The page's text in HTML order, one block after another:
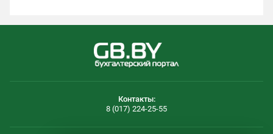
Контакты:
8 (017) 224-25-55